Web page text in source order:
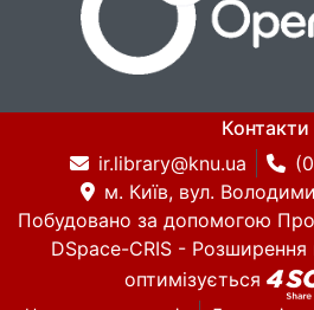
Контакти
ir.library@knu.ua
м. Київ, вул.
Побудовано за допомогою
DSpace-CRIS - Розширення
оптимізується